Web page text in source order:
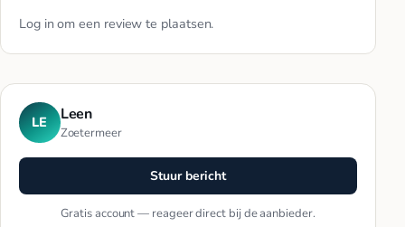
Log in om een review te plaatsen.
LE Leen
Zoetermeer
Stuur bericht
Gratis account — reageer direct bij de aanbieder.